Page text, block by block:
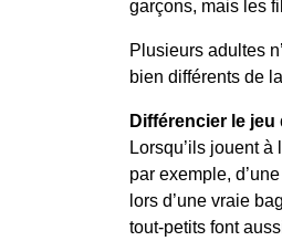
garçons, mais les
Plusieurs adultes
bien différents de
Différencier le
Lorsqu’ils jouent
par exemple,
lors d’une vraie
tout-petits font